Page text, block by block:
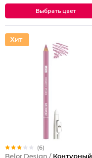
Выбрать цвет
(6)